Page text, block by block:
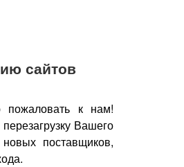
сайтов
к нам!
Вашего
поставщиков,